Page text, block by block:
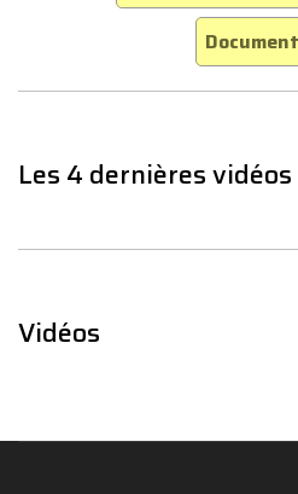
Les 4 dernières
Vidéos